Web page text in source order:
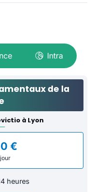
Intra
de la
à Lyon
€
heures